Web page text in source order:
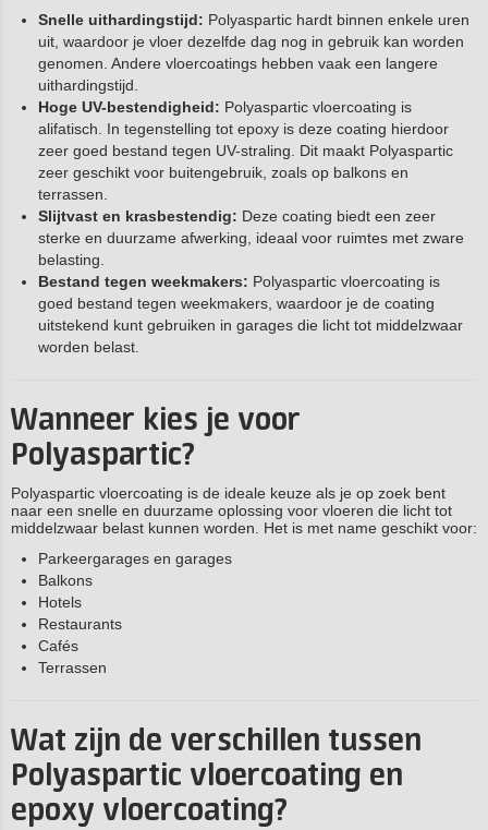
Snelle uithardingstijd: Polyaspartic hardt binnen enkele uren
uit, waardoor je vloer dezelfde dag nog in gebruik kan worden
genomen. Andere vloercoatings hebben vaak een langere
uithardingstijd.
Hoge UV-bestendigheid: Polyaspartic vloercoating is
alifatisch. In tegenstelling tot epoxy is deze coating hierdoor
zeer goed bestand tegen UV-straling. Dit maakt Polyaspartic
zeer geschikt voor buitengebruik, zoals op balkons en
terrassen.
Slijtvast en krasbestendig: Deze coating biedt een zeer
sterke en duurzame afwerking, ideaal voor ruimtes met zware
belasting.
Bestand tegen weekmakers: Polyaspartic vloercoating is
goed bestand tegen weekmakers, waardoor je de coating
uitstekend kunt gebruiken in garages die licht tot middelzwaar
worden belast.
Wanneer kies je voor
Polyaspartic?
Polyaspartic vloercoating is de ideale keuze als je op zoek bent
naar een snelle en duurzame oplossing voor vloeren die licht tot
middelzwaar belast kunnen worden. Het is met name geschikt voor:
Parkeergarages en garages
Balkons
Hotels
Restaurants
Cafés
Terrassen
Wat zijn de verschillen tussen
Polyaspartic vloercoating en
epoxy vloercoating?